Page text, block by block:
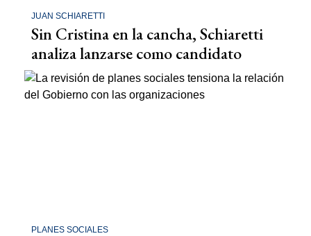
JUAN SCHIARETTI
Sin Cristina en la cancha, Schiaretti
analiza lanzarse como candidato
PLANES SOCIALES